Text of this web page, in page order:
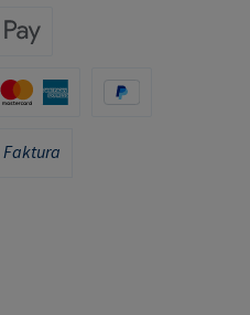
Faktura
Faktura